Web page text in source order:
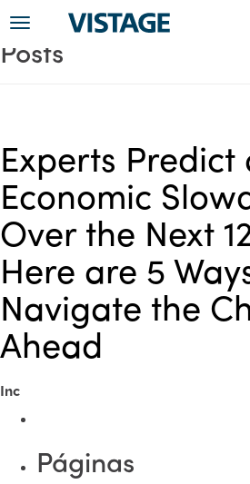
Toggle
Posts
Experts Predict
Economic
Over the Next
Here are 5
Navigate the
Ahead
Inc
Páginas